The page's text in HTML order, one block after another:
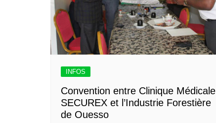
INFOS
Convention entre Clinique Médicale
SECUREX et l’Industrie Forestière
de Ouesso